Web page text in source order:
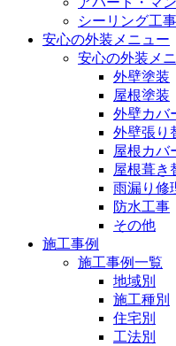
シーリング工事
安心の外装メニュー
安心の外装メ
外壁塗装
屋根塗装
外壁カバ
外壁張り
屋根カバ
屋根葺き
雨漏り修
防水工事
その他
施工事例
施工事例一覧
地域別
施工種別
住宅別
工法別